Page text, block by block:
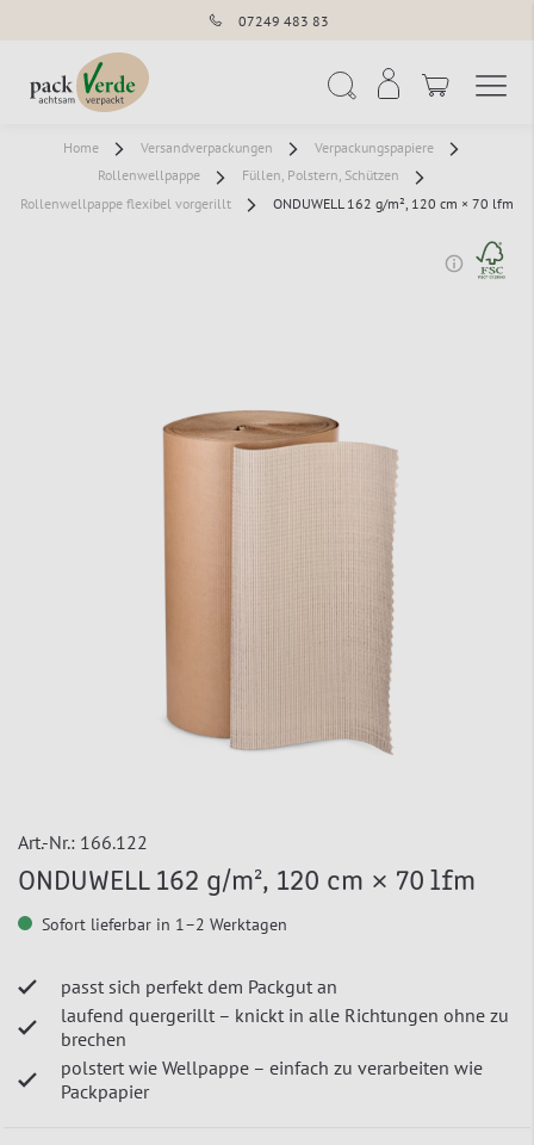
07249 483 83
Home Versandverpackungen
Verpackungspapiere
Rollenwellpappe
Füllen, Polstern, Schützen
Rollenwellpappe flexibel vorgerillt
ONDUWELL 162 g/m², 120 cm × 70 lfm
Art.-Nr.: 166.122
ONDUWELL 162 g/m², 120 cm × 70 lfm
Sofort lieferbar in 1–2 Werktagen
passt sich perfekt dem Packgut an
laufend quergerillt – knickt in alle Richtungen ohne zu
brechen
polstert wie Wellpappe – einfach zu verarbeiten wie
Packpapier